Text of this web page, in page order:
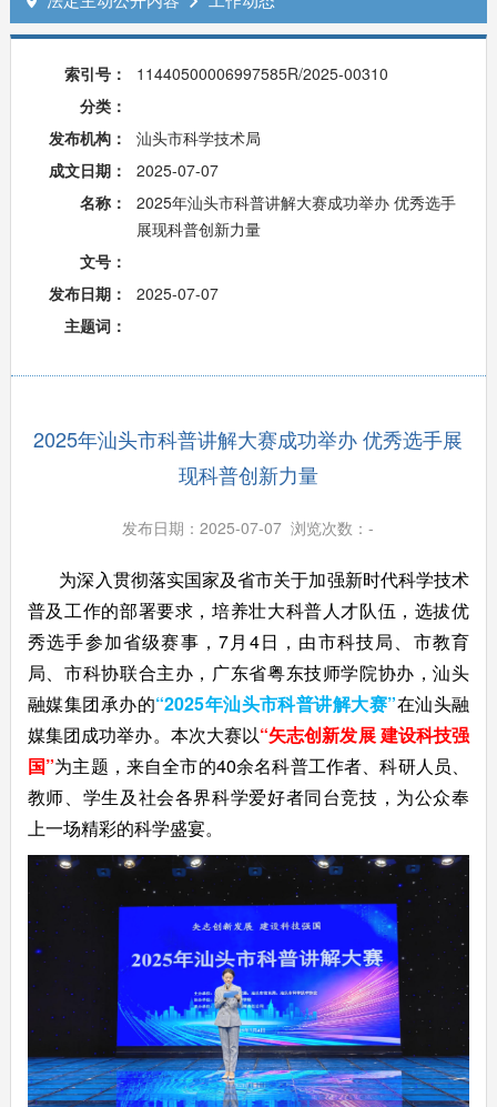
索引号：
11440500006997585R/2025-00310
分类：
发布机构：
汕头市科学技术局
成文日期：
2025-07-07
名称：
2025年汕头市科普讲解大赛成功举办 优秀选手
展现科普创新力量
文号：
发布日期：
2025-07-07
主题词：
2025年汕头市科普讲解大赛成功举办 优秀选手展
现科普创新力量
发布日期：2025-07-07 浏览次数：-
为深入贯彻落实国家及省市关于加强新时代科学技术
普及工作的部署要求，培养壮大科普人才队伍，选拔优
秀选手参加省级赛事，7月4日，由市科技局、市教育
局、市科协联合主办，广东省粤东技师学院协办，汕头
融媒集团承办的“2025年汕头市科普讲解大赛”在汕头融
媒集团成功举办。本次大赛以“矢志创新发展 建设科技强
国”为主题，来自全市的40余名科普工作者、科研人员、
教师、学生及社会各界科学爱好者同台竞技，为公众奉
上一场精彩的科学盛宴。